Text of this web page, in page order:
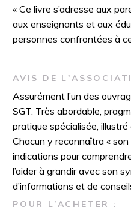
« Ce livre s’adresse aux
aux enseignants et aux
personnes confrontées à
AVIS DE
Assurément l’un des
SGT. Très abordable,
pratique spécialisée,
Chacun y reconnaîtra «
indications pour
l’aider à grandir avec son
d’informations et de
POUR L’ACHETER :